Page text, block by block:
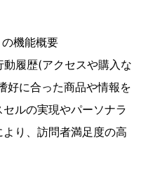
機能概要
履歴(アクセスや購入な
好に合った商品や情報を
ルの実現やパーソナラ
り、訪問者満足度の高